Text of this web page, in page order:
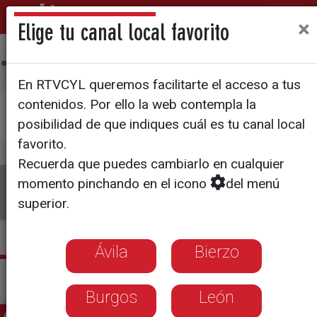
Pulsa aquí si deseas establecerLa 8 Valladolid
como tu canal local
La 8 Programas Guía TV Directo
Actualidad La 8 Valladolid
Elige tu canal local favorito ×
En RTVCYL queremos facilitarte el acceso a tus
contenidos. Por ello la web contempla la
posibilidad de que indiques cuál es tu canal local
favorito.
Recuerda que puedes cambiarlo en cualquier
momento pinchando en el icono
del menú
superior.
Ávila Bierzo
Burgos León